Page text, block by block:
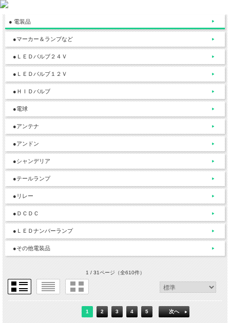
● 電装品
●マーカー＆ランプなど
●ＬＥＤバルブ２４Ｖ
●ＬＥＤバルブ１２Ｖ
●ＨＩＤバルブ
●電球
●アンテナ
●アンドン
●シャンデリア
●テールランプ
●リレー
●ＤＣＤＣ
●ＬＥＤナンバーランプ
●その他電装品
1 / 31ページ（全610件）
1 2 3 4 5 次へ